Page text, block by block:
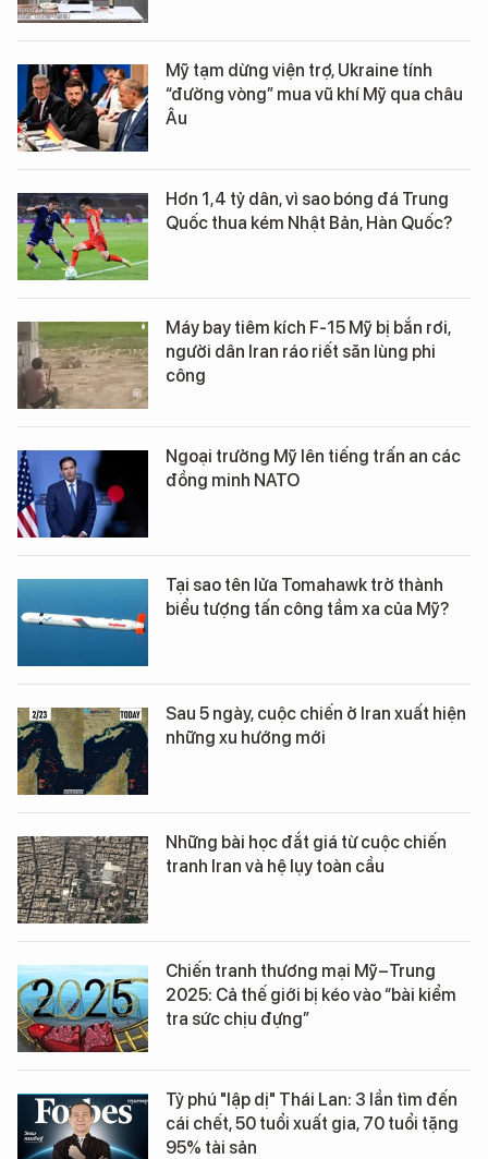
Mỹ tạm dừng viện trợ, Ukraine tính
“đường vòng” mua vũ khí Mỹ qua châu
Âu
Hơn 1,4 tỷ dân, vì sao bóng đá Trung
Quốc thua kém Nhật Bản, Hàn Quốc?
Máy bay tiêm kích F-15 Mỹ bị bắn rơi,
người dân Iran ráo riết săn lùng phi
công
Ngoại trưởng Mỹ lên tiếng trấn an các
đồng minh NATO
Tại sao tên lửa Tomahawk trở thành
biểu tượng tấn công tầm xa của Mỹ?
Sau 5 ngày, cuộc chiến ở Iran xuất hiện
những xu hướng mới
Những bài học đắt giá từ cuộc chiến
tranh Iran và hệ lụy toàn cầu
Chiến tranh thương mại Mỹ–Trung
2025: Cả thế giới bị kéo vào “bài kiểm
tra sức chịu đựng”
Tỷ phú "lập dị" Thái Lan: 3 lần tìm đến
cái chết, 50 tuổi xuất gia, 70 tuổi tặng
95% tài sản